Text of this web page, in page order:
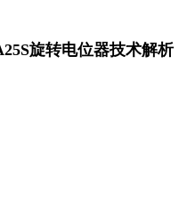
旋转电位器技术解析